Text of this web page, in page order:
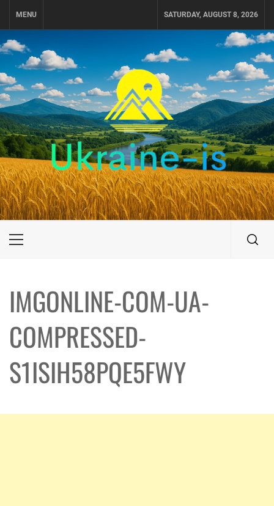
MENU SATURDAY, AUGUST 8, 2026
UKRAINE-IS
ПОДОРОЖI ПО УКРАЇНІ
Primary
IMGONLINE-COM-UA-
COMPRESSED-
S1ISIH58PQE5FWY